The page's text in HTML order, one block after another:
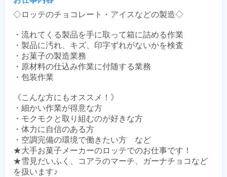
◇ロッテのチョコレート・アイスなどの製造◇
・流れてくる製品を手に取って箱に詰める作業
・製品に汚れ、キズ、印字ずれがないかを検査
・お菓子の製造業務
・原材料の仕込み作業に付随する業務
・包装作業
《こんな方にもオススメ！》
・細かい作業が得意な方
・モクモクと取り組むのが好きな方
・体力に自信のある方
・空調完備の環境で働きたい方　など
★大手お菓子メーカーのロッテでのお仕事です！
★雪見だいふく、コアラのマーチ、ガーナチョコなど
を扱います♪